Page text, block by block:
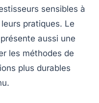
sensibles à
pratiques. Le
aussi une
les méthodes de
plus durables